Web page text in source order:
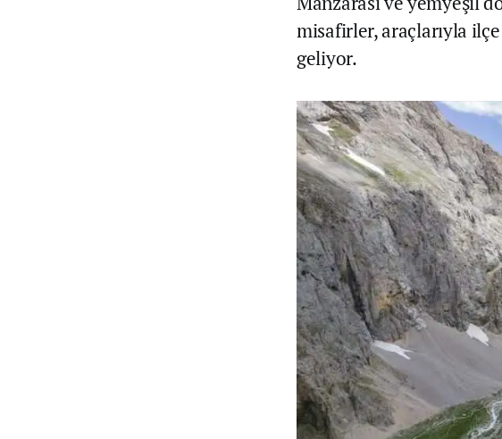
misafirler, araçlarıyla
geliyor.